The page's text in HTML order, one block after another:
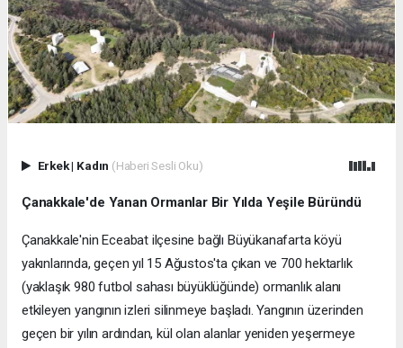
Erkek| Kadın (Haberi Sesli Oku)
Çanakkale'de Yanan Ormanlar Bir Yılda Yeşile Büründü
Çanakkale'nin Eceabat ilçesine bağlı Büyükanafarta köyü
yakınlarında, geçen yıl 15 Ağustos'ta çıkan ve 700 hektarlık
(yaklaşık 980 futbol sahası büyüklüğünde) ormanlık alanı
etkileyen yangının izleri silinmeye başladı. Yangının üzerinden
geçen bir yılın ardından, kül olan alanlar yeniden yeşermeye